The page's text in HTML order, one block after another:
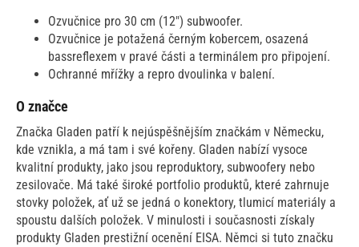
Ozvučnice pro 30 cm (12") subwoofer.
Ozvučnice je potažená černým kobercem, osazená
bassreflexem v pravé části a terminálem pro připojení.
Ochranné mřížky a repro dvoulinka v balení.
O značce
Značka Gladen patří k nejúspěšnějším značkám v Německu,
kde vznikla, a má tam i své kořeny. Gladen nabízí vysoce
kvalitní produkty, jako jsou reproduktory, subwoofery nebo
zesilovače. Má také široké portfolio produktů, které zahrnuje
stovky položek, ať už se jedná o konektory, tlumicí materiály a
spoustu dalších položek. V minulosti i současnosti získaly
produkty Gladen prestižní ocenění EISA. Němci si tuto značku